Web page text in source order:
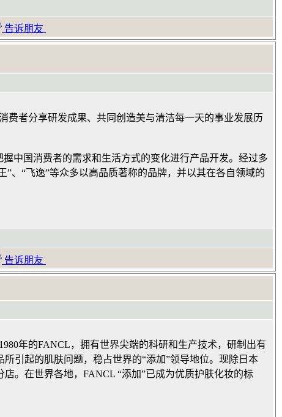
告诉朋友
者分享研发成果、共同创造美与清洁每一天的事业发展历
中国消费者的需求和生活方式的变化进行产品开发。经过多
”、“飞逸”等众多以高品质著称的品牌，并以其在各自领域的
告诉朋友
年的FANCL，拥有世界尖端的科研和生产技术，研制出有
引起的肌肤问题，稳占世界的“添加”领导地位。现除日本
。在世界各地，FANCL “添加”已成为优质护肤化妆的标